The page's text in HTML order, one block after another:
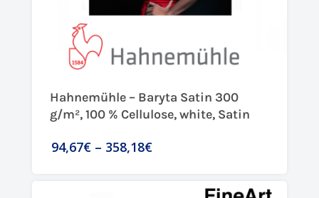
Hahnemühle – Baryta Satin 300
g/m², 100 % Cellulose, white, Satin
94,67€ – 358,18€